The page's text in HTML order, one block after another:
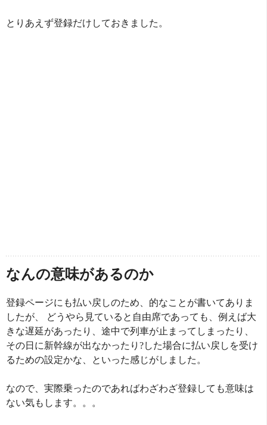
とりあえず登録だけしておきました。
なんの意味があるのか
登録ページにも払い戻しのため、的なことが書いてありま
したが、 どうやら見ていると自由席であっても、例えば大
きな遅延があったり、途中で列車が止まってしまったり、
その日に新幹線が出なかったり?した場合に払い戻しを受け
るための設定かな、といった感じがしました。
なので、実際乗ったのであればわざわざ登録しても意味は
ない気もします。。。